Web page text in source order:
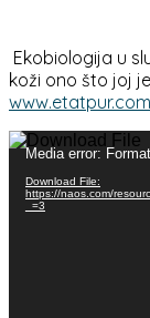
Ekobiologija u
koži ono što joj
www.etatpur.com
Прегледач
видео
записа
Media error:
Download File:
https://naos.com/
_=3